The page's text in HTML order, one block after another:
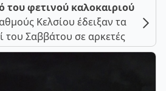
του φετινού καλοκαιριού
Κελσίου έδειξαν τα
του Σαββάτου σε αρκετές